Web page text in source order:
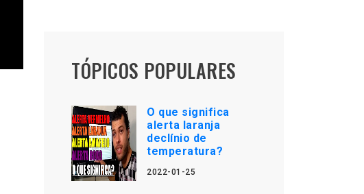
TÓPICOS POPULARES
O que significa
alerta laranja
declínio de
temperatura?
2022-01-25